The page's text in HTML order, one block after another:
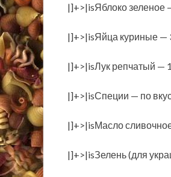
|]+>|isЯблоко зеленое
|]+>|isЯйца куриные —
|]+>|isЛук репчатый —
|]+>|isСпеции — по
|]+>|isМасло
|]+>|isЗелень (для